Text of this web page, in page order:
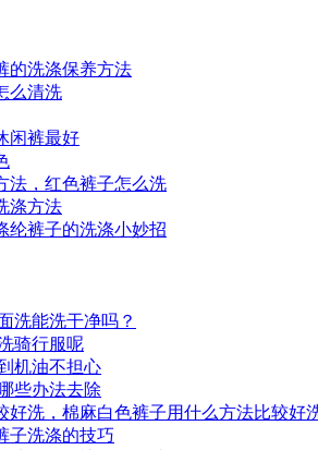
的洗涤保养方法
么清洗
闲裤最好
法，红色裤子怎么洗
涤方法
纶裤子的洗涤小妙招
洗能洗干净吗？
骑行服呢
机油不担心
些办法去除
好洗，棉麻白色裤子用什么方法比较好
子洗涤的技巧